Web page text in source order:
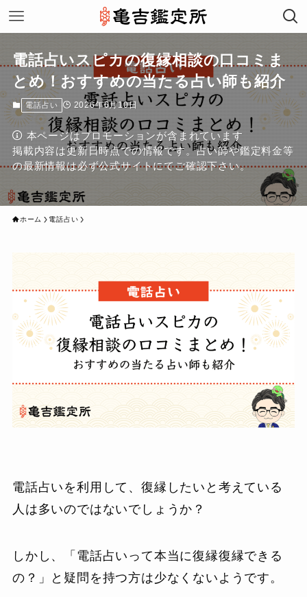
電話占いスピカの復縁相談の口コミま
とめ！おすすめの当たる占い師も紹介
電話占い 2026年6月10日
本ページはプロモーションが含まれています
掲載内容は更新日時点での情報です。占い師や鑑定料金等
の最新情報は必ず公式サイトにてご確認下さい。
ホーム 電話占い
電話占いを利用して、復縁したいと考えている
人は多いのではないでしょうか？
しかし、「電話占いって本当に復縁復縁できる
の？」と疑問を持つ方は少なくないようです。